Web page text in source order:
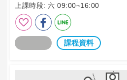
上課時段: 六 09:00~16:00
課程資料